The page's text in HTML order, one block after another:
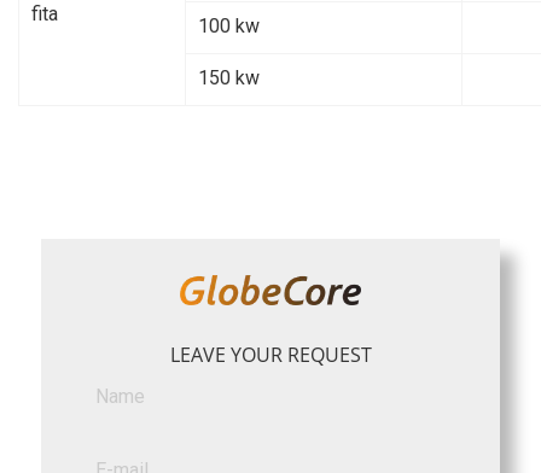
fita
100 kw
150 kw
LEAVE YOUR REQUEST